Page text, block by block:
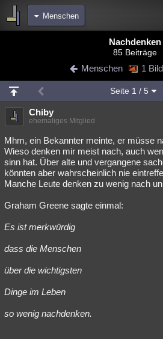
Menschen
Blogs
Chat Wiki Neuigkeiten
meine Rubriken
Menschen
Spiritualität Verschwörungen
Natur Umfragen Unterhaltung
weitere Rubriken
Astronomie Helpdesk
Musik Clash
Nachdenken
85 Beiträge
Menschen 1 Bild
Seite 1 / 5
Chiby
ehemaliges Mitglied
Mhm, ein Bekannter meinte, er müsse
Wieso denken mir meist nach, auch
sinn hat. Über alte und vergangene
könnten aber wahrscheinlich nie
Manche Leute denken zu wenig nach
Graham Greene sagte einmal:
Es ist merkwürdig
dass die Menschen
über die wichtigsten
Dinge im Leben
so wenig nachdenken.